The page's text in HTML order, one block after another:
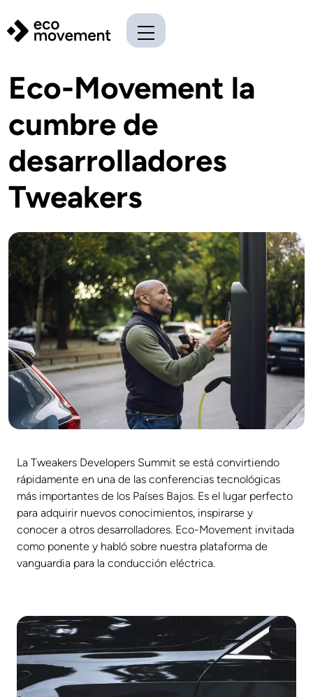
Eco-Movement la
cumbre de
desarrolladores
Tweakers
La Tweakers Developers Summit se está convirtiendo
rápidamente en una de las conferencias tecnológicas
más importantes de los Países Bajos. Es el lugar perfecto
para adquirir nuevos conocimientos, inspirarse y
conocer a otros desarrolladores. Eco-Movement invitada
como ponente y habló sobre nuestra plataforma de
vanguardia para la conducción eléctrica.